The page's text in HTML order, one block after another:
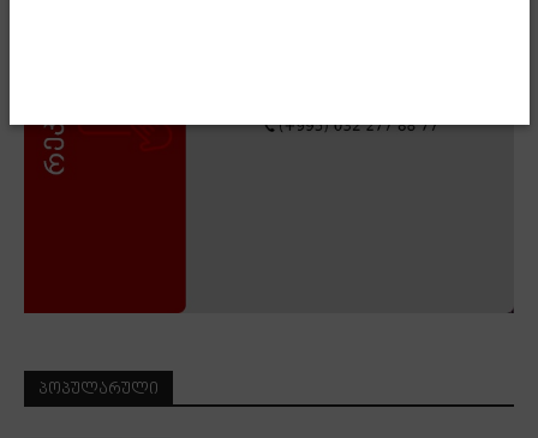
ᲞᲝᲞᲣᲚᲐᲠᲣᲚᲘ